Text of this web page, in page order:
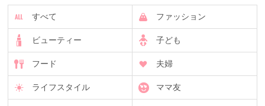
すべて ファッション
ビューティー 子ども
フード 夫婦
ライフスタイル ママ友